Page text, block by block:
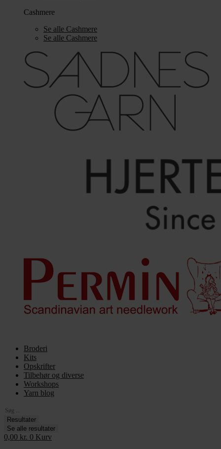
Cashmere
Se alle Cashmere
Se alle Cashmere
Broderi
Kits
Opskrifter
Tilbehør og diverse
Workshops
Yarn blog
Search
...Resultater
Se alle resultater
0,00 kr. 0 Kurv